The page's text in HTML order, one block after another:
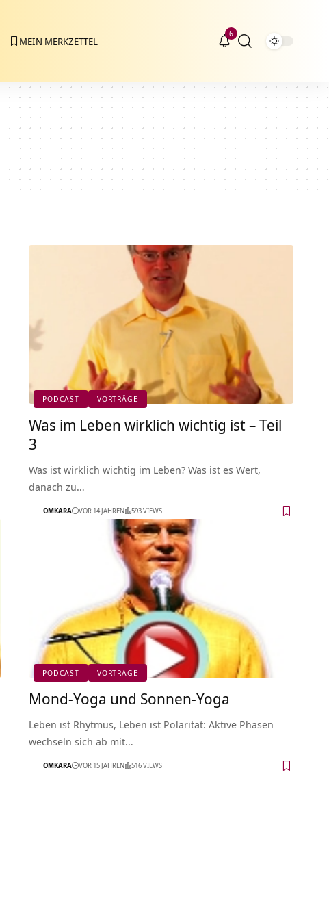
MEIN MERKZETTEL
6
PODCAST VORTRÄGE
Was im Leben wirklich wichtig ist – Teil
3
Was ist wirklich wichtig im Leben? Was ist es Wert,
danach zu…
OMKARA VOR 14 JAHREN 593 VIEWS
PODCAST VORTRÄGE
Mond-Yoga und Sonnen-Yoga
Leben ist Rhytmus, Leben ist Polarität: Aktive Phasen
wechseln sich ab mit…
OMKARA VOR 15 JAHREN 516 VIEWS